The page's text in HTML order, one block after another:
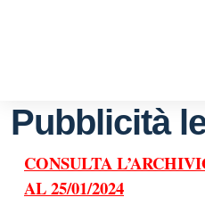
Pubblicità
CONSULTA
AL 25/01/2024